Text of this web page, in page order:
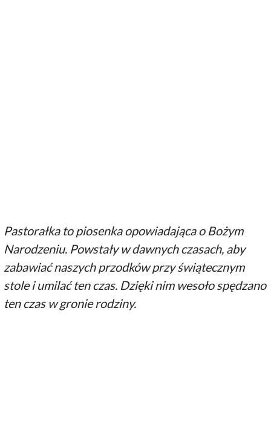
Pastorałka to piosenka opowiadająca o Bożym
Narodzeniu. Powstały w dawnych czasach, aby
zabawiać naszych przodków przy świątecznym
stole i umilać ten czas. Dzięki nim wesoło spędzano
ten czas w gronie rodziny.